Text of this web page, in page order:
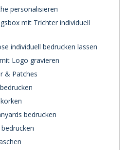
personalisieren
mit Trichter individuell
individuell bedrucken lassen
Logo gravieren
& Patches
bedrucken